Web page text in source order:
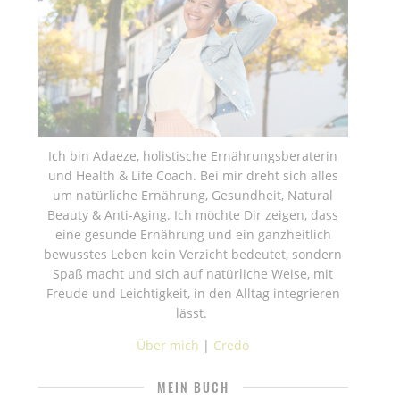
Ich bin Adaeze, holistische Ernährungsberaterin
und Health & Life Coach. Bei mir dreht sich alles
um natürliche Ernährung, Gesundheit, Natural
Beauty & Anti-Aging. Ich möchte Dir zeigen, dass
eine gesunde Ernährung und ein ganzheitlich
bewusstes Leben kein Verzicht bedeutet, sondern
Spaß macht und sich auf natürliche Weise, mit
Freude und Leichtigkeit, in den Alltag integrieren
lässt.
Über mich | Credo
MEIN BUCH